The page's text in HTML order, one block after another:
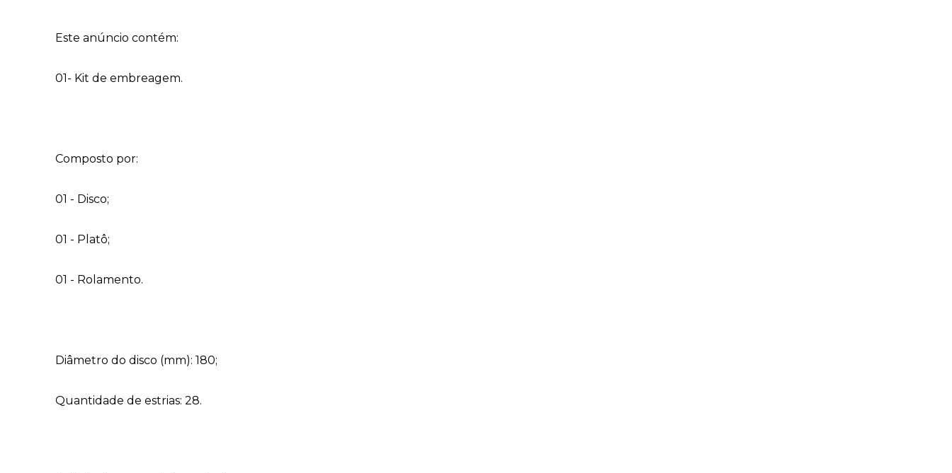
Este anúncio contém:
01- Kit de embreagem.
Composto por:
01 - Disco;
01 - Platô;
01 - Rolamento.
Diâmetro do disco (mm): 180;
Quantidade de estrias: 28.